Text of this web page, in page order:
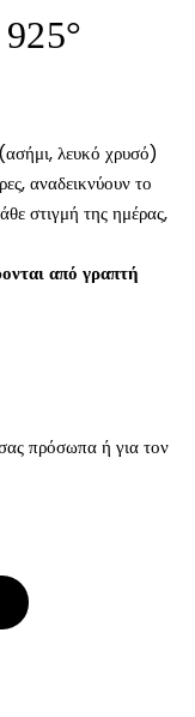
λευκό χρυσό)
αναδεικνύουν το
στιγμή της ημέρας,
από γραπτή
πρόσωπα ή για τον